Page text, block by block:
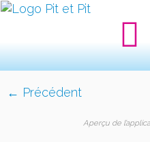
← Précédent
Aperçu de